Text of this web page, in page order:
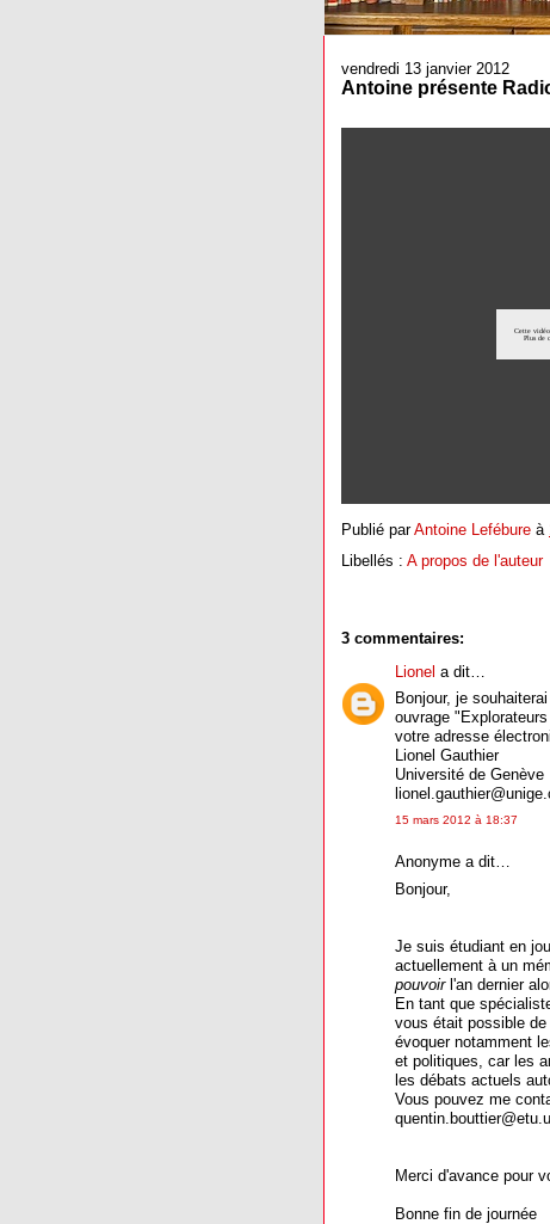
vendredi 13 janvier 2012
Antoine présente
Publié parAntoine Lefébure à
Libellés : A propos de l'auteur
3 commentaires:
Lionel a dit…
Bonjour, je
ouvrage
votre adresse
Lionel Gauthier
Université de Genève
15 mars 2012 à 18:37
Anonyme a dit…
Bonjour,
Je suis étudiant en
actuellement à un
pouvoirl'an dernier
En tant que
vous était possible
évoquer notamment
et politiques, car les
les débats actuels
Vous pouvez me
Merci d'avance pour
Bonne fin de journée